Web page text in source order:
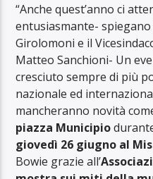
“Anche quest’anno ci
entusiasmante- spiegano
Girolomoni e il
Matteo Sanchioni- Un
cresciuto sempre di più
nazionale ed
mancheranno novità
piazza Municipio
giovedì 26 giugno al
Bowie grazie all’